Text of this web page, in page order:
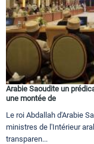
Arabie Saoudite un
une montée de
Le roi Abdallah d'Arabie
ministres de l'Intérieur
transparen...